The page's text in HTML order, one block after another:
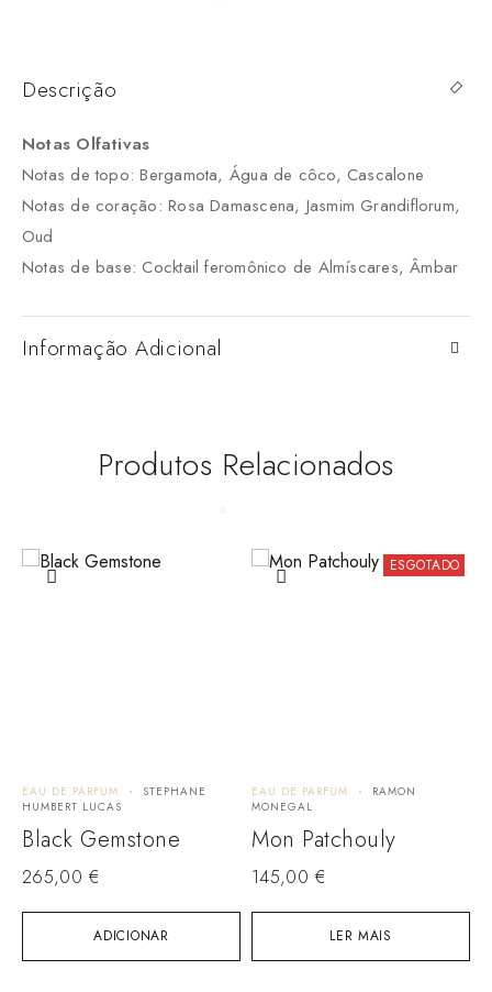
Descrição
Notas Olfativas
Notas de topo: Bergamota, Água de côco, Cascalone
Notas de coração: Rosa Damascena, Jasmim Grandiflorum,
Oud
Notas de base: Cocktail feromônico de Almíscares, Âmbar
Informação Adicional
Produtos Relacionados
ADICIONAR
EAU DE PARFUM
STEPHANE
HUMBERT LUCAS
Black Gemstone
265,00 €
ESGOTADO
LER MAIS
EAU DE PARFUM
RAMON
MONEGAL
Mon Patchouly
145,00 €